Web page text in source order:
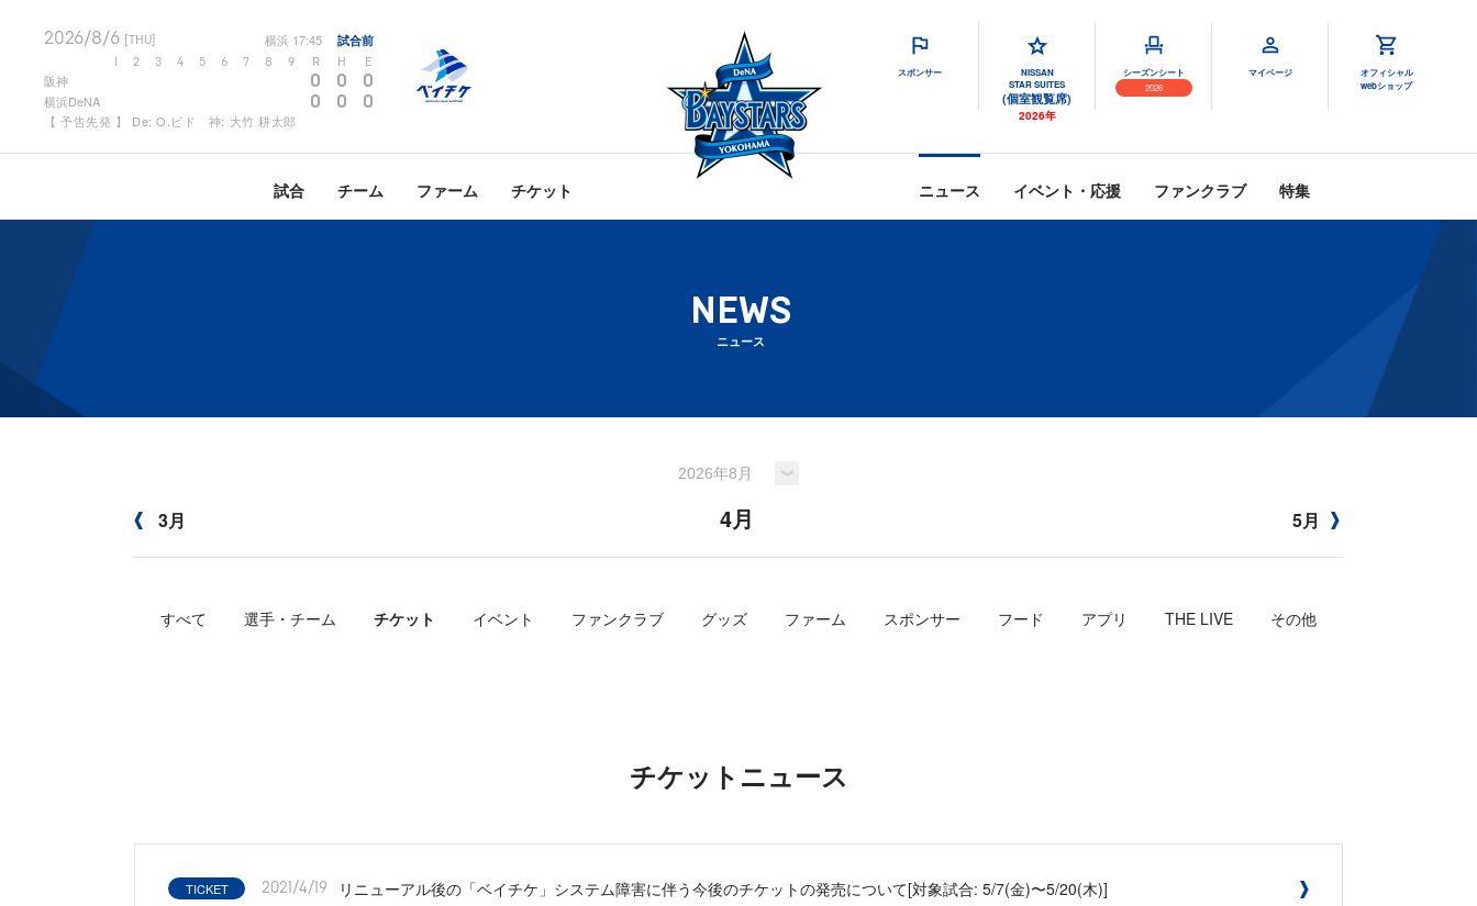
2026/8/6 [THU] 横浜 17:45 試合前
2 3 4 5 6 7 8 9 R H E
阪神 0 0 0
横浜DeNA 0 0 0
【 予告先発 】 De: O.ビド 神: 大竹 耕太郎
スポンサー
NISSAN
STAR SUITES
(個室観覧席)
2026年
シーズンシート
2026
マイページ
オフィシャル
webショップ
試合 チーム ファーム チケット ニュース イベント・応援 ファンクラブ 特集
NEWS
ニュース
3月 4月 5月
すべて 選手・チーム チケット イベント ファンクラブ グッズ ファーム スポンサー フード アプリ THE LIVE その他
チケットニュース
TICKET 2021/4/19 リニューアル後の「ベイチケ」システム障害に伴う今後のチケットの発売について[対象試合: 5/7(金)〜5/20(木)]